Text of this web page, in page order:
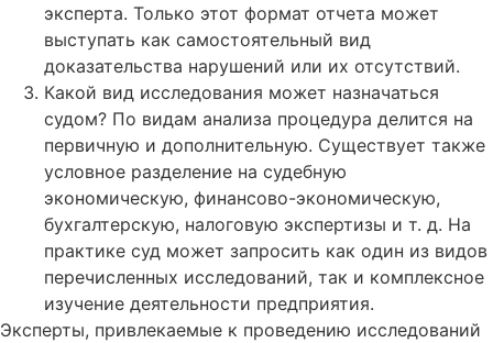
эксперта. Только этот формат отчета может
выступать как самостоятельный вид
доказательства нарушений или их отсутствий.
Какой вид исследования может назначаться
судом? По видам анализа процедура делится на
первичную и дополнительную. Существует также
условное разделение на судебную
экономическую, финансово-экономическую,
бухгалтерскую, налоговую экспертизы и т. д. На
практике суд может запросить как один из видов
перечисленных исследований, так и комплексное
изучение деятельности предприятия.
Эксперты, привлекаемые к проведению исследований